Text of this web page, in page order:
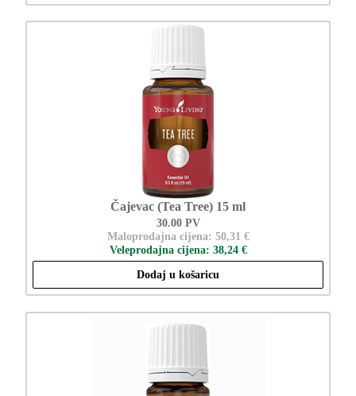
Čajevac (Tea Tree) 15 ml
30.00 PV
Maloprodajna cijena: 50,31 €
Veleprodajna cijena: 38,24 €
Dodaj u košaricu